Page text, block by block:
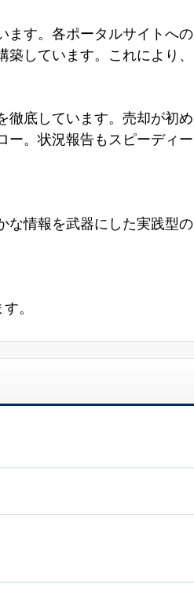
ます。各ポータルサイトへの
しています。これにより、
徹底しています。売却が初め
ー。状況報告もスピーディー
な情報を武器にした実践型の
。